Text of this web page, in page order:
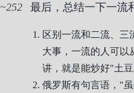
252 最后，总结一下一流
区别一流和二流、三
大事，一流的人可以
讲，就是能炒好"土豆
俄罗斯有句言语，"